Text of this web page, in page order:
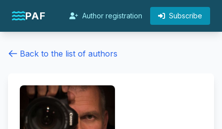
PAF Author registration Subscribe
Back to the list of authors